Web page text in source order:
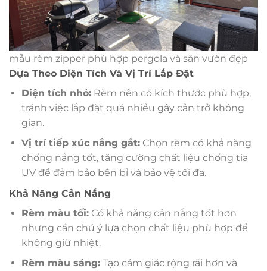
mẫu rèm zipper phù hợp pergola và sân vườn đẹp
Dựa Theo Diện Tích Và Vị Trí Lắp Đặt
Diện tích nhỏ:Rèm nên có kích thước phù hợp,
tránh việc lắp đặt quá nhiều gây cản trở không
gian.
Vị trí tiếp xúc nắng gắt:Chọn rèm có khả năng
chống nắng tốt, tăng cường chất liệu chống tia
UV để đảm bảo bền bỉ và bảo vệ tối đa.
Khả Năng Cản Nắng
Rèm màu tối:Có khả năng cản nắng tốt hơn
nhưng cần chú ý lựa chọn chất liệu phù hợp để
không giữ nhiệt.
Rèm màu sáng:Tạo cảm giác rộng rãi hơn và